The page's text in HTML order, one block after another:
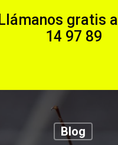
Llámanos gratis al
14 97 89
Blog